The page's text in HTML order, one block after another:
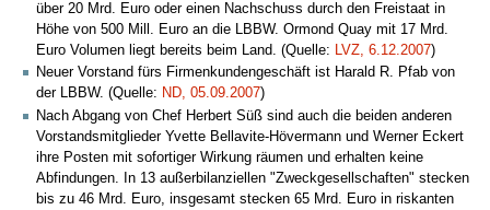
über 20 Mrd. Euro oder einen Nachschuss durch den Freistaat in
Höhe von 500 Mill. Euro an die LBBW. Ormond Quay mit 17 Mrd.
Euro Volumen liegt bereits beim Land. (Quelle: LVZ, 6.12.2007)
Neuer Vorstand fürs Firmenkundengeschäft ist Harald R. Pfab von
der LBBW. (Quelle: ND, 05.09.2007)
Nach Abgang von Chef Herbert Süß sind auch die beiden anderen
Vorstandsmitglieder Yvette Bellavite-Hövermann und Werner Eckert
ihre Posten mit sofortiger Wirkung räumen und erhalten keine
Abfindungen. In 13 außerbilanziellen "Zweckgesellschaften" stecken
bis zu 46 Mrd. Euro, insgesamt stecken 65 Mrd. Euro in riskanten